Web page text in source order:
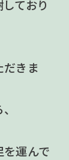
ており
きま
運んで